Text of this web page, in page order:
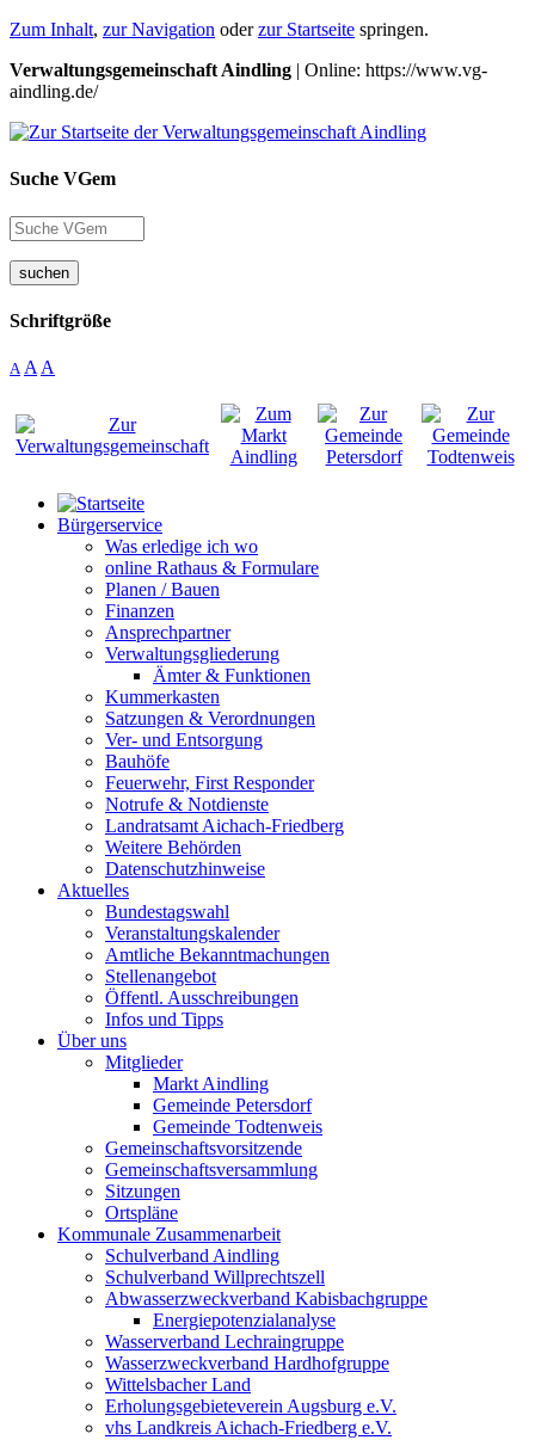
Zum Inhalt, zur Navigation oderzur Startseite springen.
Verwaltungsgemeinschaft Aindling | Online: https://www.vg-
aindling.de/
Suche VGem
suchen
Schriftgröße
A A A
Bürgerservice
Was erledige ich wo
online Rathaus & Formulare
Planen / Bauen
Finanzen
Ansprechpartner
Verwaltungsgliederung
Ämter & Funktionen
Kummerkasten
Satzungen & Verordnungen
Ver- und Entsorgung
Bauhöfe
Feuerwehr, First Responder
Notrufe & Notdienste
Landratsamt Aichach-Friedberg
Weitere Behörden
Datenschutzhinweise
Aktuelles
Bundestagswahl
Veranstaltungskalender
Amtliche Bekanntmachungen
Stellenangebot
Öffentl. Ausschreibungen
Infos und Tipps
Über uns
Mitglieder
Markt Aindling
Gemeinde Petersdorf
Gemeinde Todtenweis
Gemeinschaftsvorsitzende
Gemeinschaftsversammlung
Sitzungen
Ortspläne
Kommunale Zusammenarbeit
Schulverband Aindling
Schulverband Willprechtszell
Abwasserzweckverband Kabisbachgruppe
Energiepotenzialanalyse
Wasserverband Lechraingruppe
Wasserzweckverband Hardhofgruppe
Wittelsbacher Land
Erholungsgebieteverein Augsburg e.V.
vhs Landkreis Aichach-Friedberg e.V.